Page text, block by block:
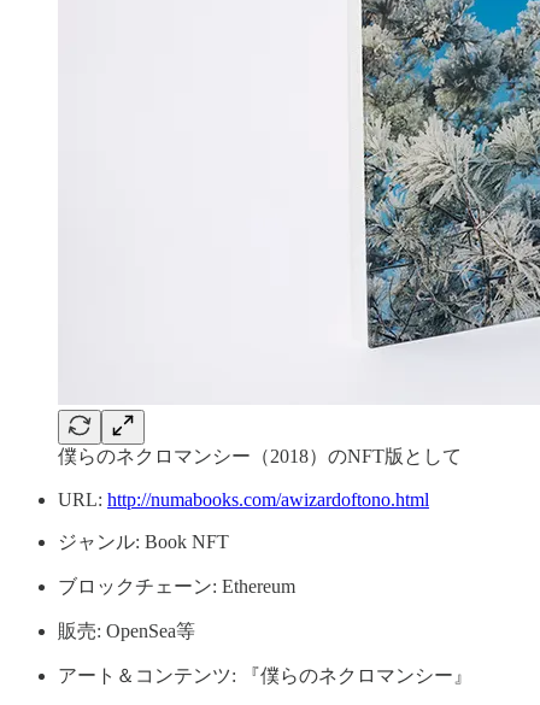
僕らのネクロマンシー（2018）のNFT版として
URL: http://numabooks.com/awizardoftono.html
ジャンル: Book NFT
ブロックチェーン: Ethereum
販売: OpenSea等
アート＆コンテンツ: 『僕らのネクロマンシー』